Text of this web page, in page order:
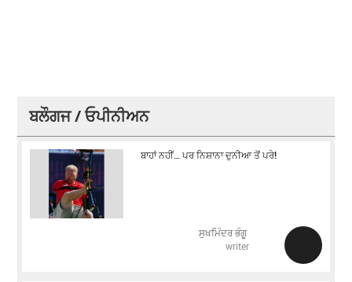
ਬਲੌਗਜ / ਓਪੀਨੀਅਨ
ਬਾਹਾਂ ਨਹੀਂ… ਪਰ ਨਿਸ਼ਾਨਾ ਦੁਨੀਆ ਤੋਂ ਪਰੇ!
ਸੁਖਮਿੰਦਰ ਭੰਗੂ
writer